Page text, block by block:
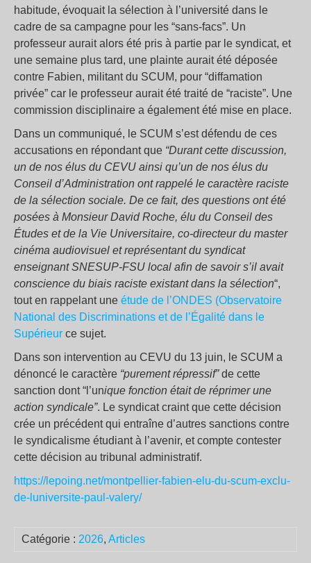
habitude, évoquait la sélection à l’université dans le
cadre de sa campagne pour les “sans-facs”. Un
professeur aurait alors été pris à partie par le syndicat, et
une semaine plus tard, une plainte aurait été déposée
contre Fabien, militant du SCUM, pour “diffamation
privée” car le professeur aurait été traité de “raciste”. Une
commission disciplinaire a également été mise en place.
Dans un communiqué, le SCUM s’est défendu de ces
accusations en répondant que “Durant cette discussion,
un de nos élus du CEVU ainsi qu’un de nos élus du
Conseil d’Administration ont rappelé le caractère raciste
de la sélection sociale. De ce fait, des questions ont été
posées à Monsieur David Roche, élu du Conseil des
Études et de la Vie Universitaire, co-directeur du master
cinéma audiovisuel et représentant du syndicat
enseignant SNESUP-FSU local afin de savoir s’il avait
conscience du biais raciste existant dans la sélection“,
tout en rappelant une étude de l’ONDES (Observatoire
National des Discriminations et de l’Égalité dans le
Supérieur ce sujet.
Dans son intervention au CEVU du 13 juin, le SCUM a
dénoncé le caractère “purement répressif”de cette
sanction dont “l’unique fonction était de réprimer une
action syndicale”. Le syndicat craint que cette décision
crée un précédent qui entraîne d’autres sanctions contre
le syndicalisme étudiant à l’avenir, et compte contester
cette décision au tribunal administratif.
https://lepoing.net/montpellier-fabien-elu-du-scum-exclu-
de-luniversite-paul-valery/
Catégorie : 2026, Articles